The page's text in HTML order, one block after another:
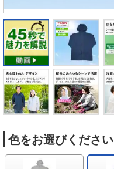
色をお選びください